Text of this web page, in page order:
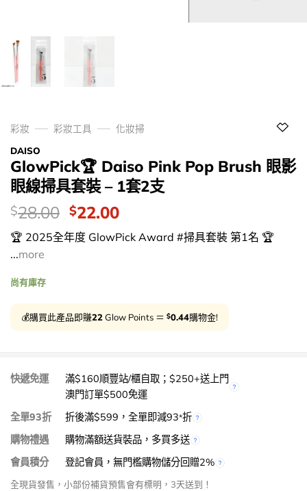
彩妝 彩妝工具
化妝掃
DAISO
GlowPick🏆 Daiso Pink Pop Brush 眼影
眼線掃具套裝 – 1套2支
價
錢：
$28.00 Original
price
was:
$22.00Current
price
is:
🏆 2025全年度 GlowPick Award #掃具套裝 第1名 🏆
...more
尚有庫存
💰購買此產品即賺22Glow Points ＝ $0.44購物金!
快遞免運
滿$160順豐站/櫃自取；$250+送上門
澳門訂單$500免運
全單93折
折後滿$599，全單即減93*折
購物禮遇
購物滿額送貨裝品，多買多送
會員積分
登記會員，無門檻購物儲分回贈2%
全現貨發售，小部份補貨預售會有標明，3天送到！